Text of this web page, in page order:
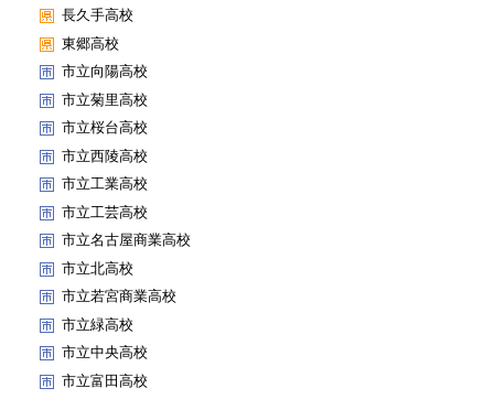
長久手高校
東郷高校
市立向陽高校
市立菊里高校
市立桜台高校
市立西陵高校
市立工業高校
市立工芸高校
市立名古屋商業高校
市立北高校
市立若宮商業高校
市立緑高校
市立中央高校
市立富田高校